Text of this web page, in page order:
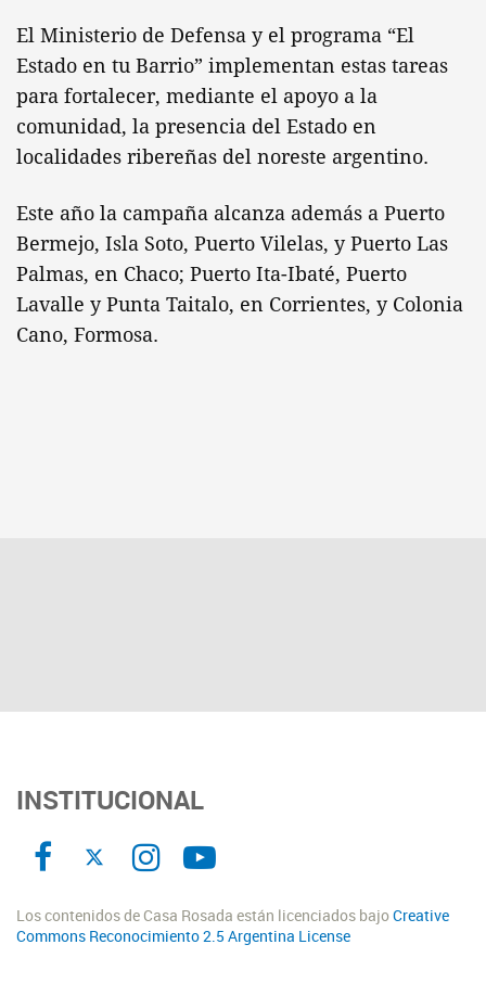
El Ministerio de Defensa y el programa “El
Estado en tu Barrio” implementan estas tareas
para fortalecer, mediante el apoyo a la
comunidad, la presencia del Estado en
localidades ribereñas del noreste argentino.
Este año la campaña alcanza además a Puerto
Bermejo, Isla Soto, Puerto Vilelas, y Puerto Las
Palmas, en Chaco; Puerto Ita-Ibaté, Puerto
Lavalle y Punta Taitalo, en Corrientes, y Colonia
Cano, Formosa.
INSTITUCIONAL
Los contenidos de Casa Rosada están licenciados bajoCreative
Commons Reconocimiento 2.5 Argentina License